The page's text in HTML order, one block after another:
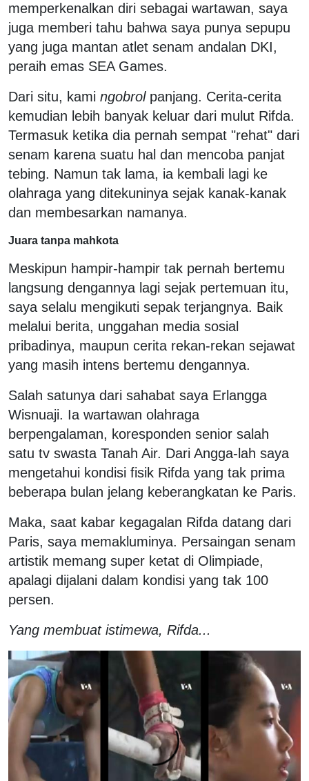
memperkenalkan diri sebagai wartawan, saya
juga memberi tahu bahwa saya punya sepupu
yang juga mantan atlet senam andalan DKI,
peraih emas SEA Games.
Dari situ, kami ngobrolpanjang. Cerita-cerita
kemudian lebih banyak keluar dari mulut Rifda.
Termasuk ketika dia pernah sempat "rehat" dari
senam karena suatu hal dan mencoba panjat
tebing. Namun tak lama, ia kembali lagi ke
olahraga yang ditekuninya sejak kanak-kanak
dan membesarkan namanya.
Juara tanpa mahkota
Meskipun hampir-hampir tak pernah bertemu
langsung dengannya lagi sejak pertemuan itu,
saya selalu mengikuti sepak terjangnya. Baik
melalui berita, unggahan media sosial
pribadinya, maupun cerita rekan-rekan sejawat
yang masih intens bertemu dengannya.
Salah satunya dari sahabat saya Erlangga
Wisnuaji. Ia wartawan olahraga
berpengalaman, koresponden senior salah
satu tv swasta Tanah Air. Dari Angga-lah saya
mengetahui kondisi fisik Rifda yang tak prima
beberapa bulan jelang keberangkatan ke Paris.
Maka, saat kabar kegagalan Rifda datang dari
Paris, saya memakluminya. Persaingan senam
artistik memang super ketat di Olimpiade,
apalagi dijalani dalam kondisi yang tak 100
persen.
Yang membuat istimewa, Rifda...